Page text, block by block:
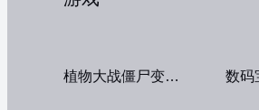
植物大战僵尸变态版 数码